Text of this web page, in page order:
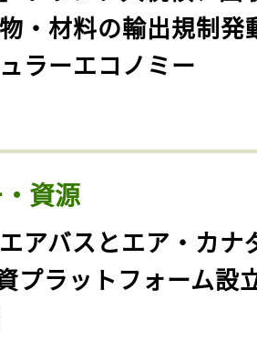
・材料の輸出規制発
ラーエコノミー
資源
エアバスとエア・カナ
プラットフォーム設